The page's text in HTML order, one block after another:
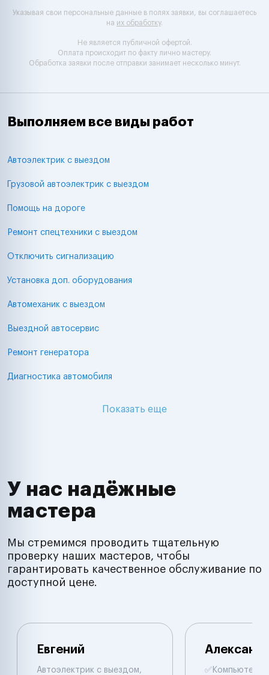
Указывая свои персональные данные в полях заявки, вы соглашаетесь
на их обработку.
Не является публичной офертой.
Оплата происходит по факту лично мастеру.
Обработка заявки после отправки занимает несколько минут.
Выполняем все виды работ
Автоэлектрик с выездом
Грузовой автоэлектрик с выездом
Помощь на дороге
Ремонт спецтехники с выездом
Отключить сигнализацию
Установка доп. оборудования
Автомеханик с выездом
Выездной автосервис
Ремонт генератора
Диагностика автомобиля
Показать еще
У нас надёжные
мастера
Мы стремимся проводить тщательную
проверку наших мастеров, чтобы
гарантировать качественное обслуживание по
доступной цене.
Евгений
Автоэлектрик с выездом,